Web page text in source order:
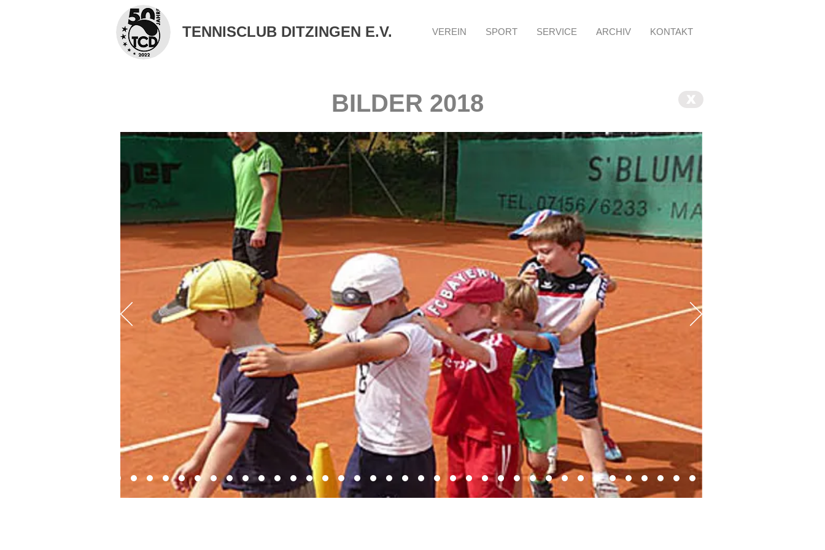
TENNISCLUB DITZINGEN E.V. VEREIN SPORT SERVICE ARCHIV KONTAKT
BILDER 2018 X